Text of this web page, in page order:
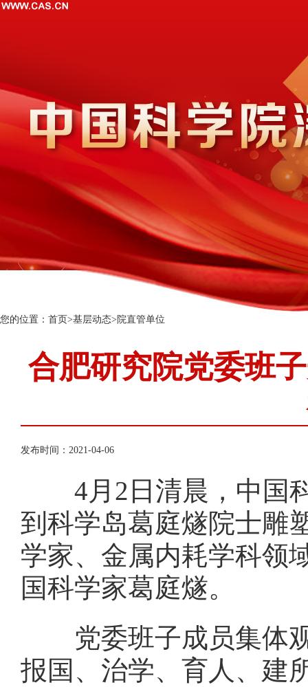
您的位置： 首页>基层动态> 院直管单位
合肥研究院党委班
发布时间：2021-04-06
4月2日清晨，中国科
到科学岛葛庭燧院士雕
学家、金属内耗学科领
国科学家葛庭燧。
党委班子成员集体观
报国、治学、育人、建